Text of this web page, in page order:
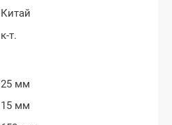
Китай
к-т.
25 мм
15 мм